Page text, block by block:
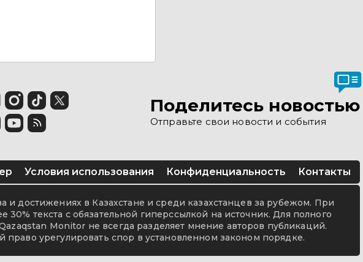
Поделитесь новостью
Отправьте свои новости и события
Условия использования Конфиденциальность Контакты
достижениях в Казахстане и среди казахстанцев за рубежом. При
текста с обязательной гиперссылкой на источник. Для полного
Monitor не всегда разделяет мнение авторов публикаций.
право урегулировать спор в установленном законом порядке.